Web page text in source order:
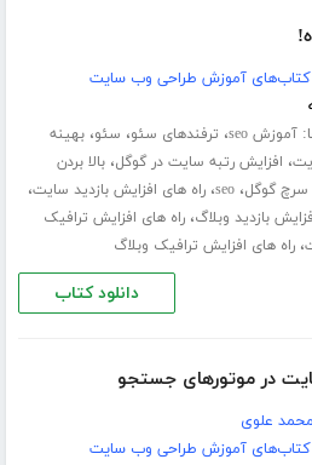
کتاب‌های آموزش طراحی وب سایت
آموزش seo ، ترفندهای سئو، سئو،بهینه
، افزایش رتبه سایت در گوگل،بالا بردن
سرچ گوگل،seo،راه های افزایش بازدید سایت،
بازدید وبلاگ،راه های افزایش ترافیک
،راه های افزایش ترافیک وبلاگ
دانلود کتاب
در موتورهای جستجو
علوی
کتاب‌های آموزش طراحی وب سایت